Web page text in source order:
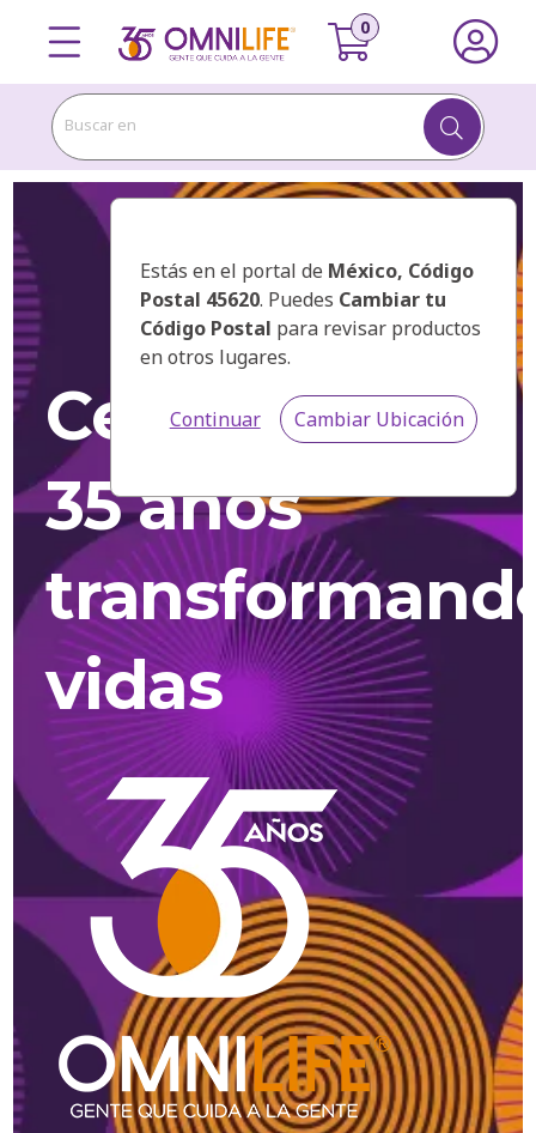
Buscar en
Estás en el portal de México, Código
Postal 45620. Puedes Cambiar tu
Código Postal para revisar productos
en otros lugares.
Continuar Cambiar Ubicación
Volver
Celebramos
35 años
vidas